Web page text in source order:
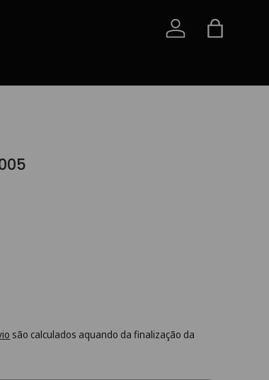
Iniciar sessão
Saco
são calculados aquando da finalização da